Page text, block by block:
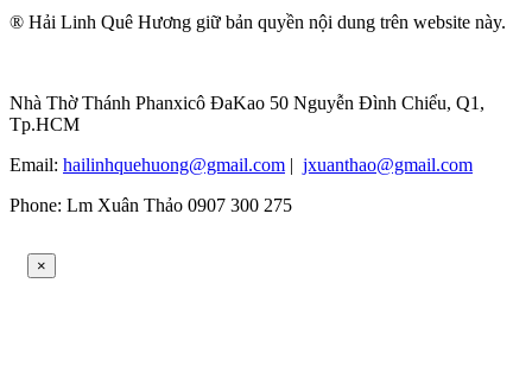
® Hải Linh Quê Hương giữ bản quyền nội dung trên website này.
Nhà Thờ Thánh Phanxicô ĐaKao 50 Nguyễn Đình Chiểu, Q1,
Tp.HCM
Email: hailinhquehuong@gmail.com | jxuanthao@gmail.com
Phone: Lm Xuân Thảo 0907 300 275
×